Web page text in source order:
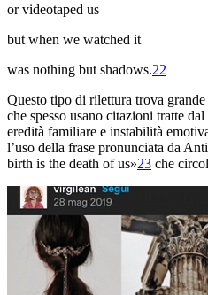
or videotaped us
but when we watched it
was nothing but shadows.22
Questo tipo di rilettura trova
che spesso usano citazioni tratte
eredità familiare e instabilità
l’uso della frase pronunciata da
birth is the death of us»23 che